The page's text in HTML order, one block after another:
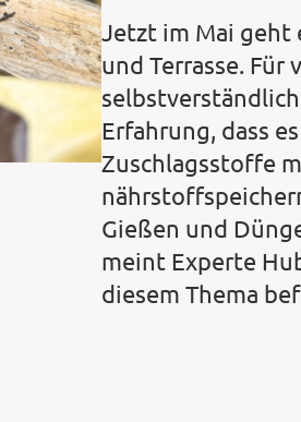
Jetzt im Mai geht
und Terrasse.
Erfahrung, dass
Zuschlagsstoffe
Gießen und
meint Experte
diesem Thema